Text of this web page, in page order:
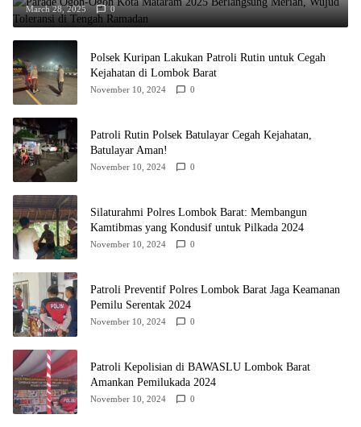
March 28, 2025 0
Polsek Kuripan Lakukan Patroli Rutin untuk Cegah
Kejahatan di Lombok Barat
November 10, 2024 0
Patroli Rutin Polsek Batulayar Cegah Kejahatan,
Batulayar Aman!
November 10, 2024 0
Silaturahmi Polres Lombok Barat: Membangun
Kamtibmas yang Kondusif untuk Pilkada 2024
November 10, 2024 0
Patroli Preventif Polres Lombok Barat Jaga Keamanan
Pemilu Serentak 2024
November 10, 2024 0
Patroli Kepolisian di BAWASLU Lombok Barat
Amankan Pemilukada 2024
November 10, 2024 0